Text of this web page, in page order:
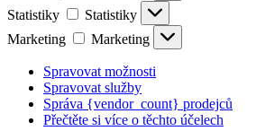
Statistiky
Statistiky
Marketing
Marketing
Spravovat možnosti
Spravovat služby
Správa {vendor_count} prodejců
Přečtěte si více o těchto účelech